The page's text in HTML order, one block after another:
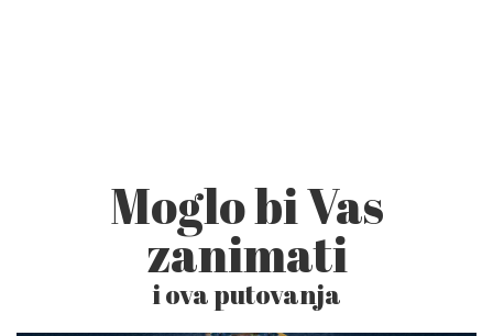
Moglo bi Vas
zanimati
i ova putovanja